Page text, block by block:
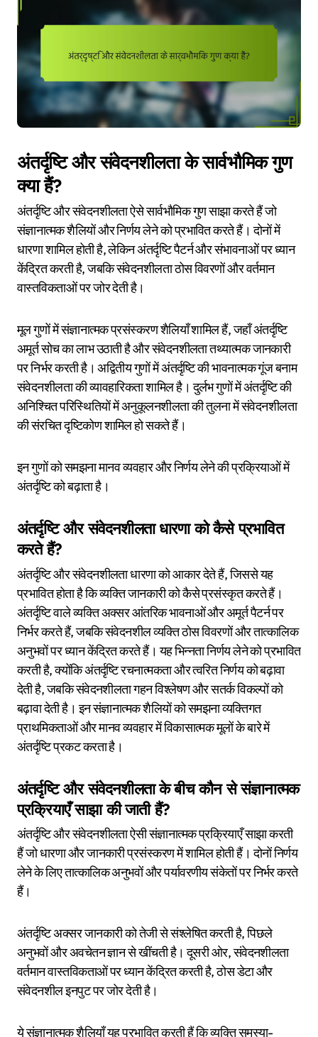
अंतर्दृष्टि और संवेदनशीलता के सार्वभौमिक गुण
क्या हैं?
अंतर्दृष्टि और संवेदनशीलता ऐसे सार्वभौमिक गुण साझा करते हैं जो
संज्ञानात्मक शैलियों और निर्णय लेने को प्रभावित करते हैं। दोनों में
धारणा शामिल होती है, लेकिन अंतर्दृष्टि पैटर्न और संभावनाओं पर ध्यान
केंद्रित करती है, जबकि संवेदनशीलता ठोस विवरणों और वर्तमान
वास्तविकताओं पर जोर देती है।
मूल गुणों में संज्ञानात्मक प्रसंस्करण शैलियाँ शामिल हैं, जहाँ अंतर्दृष्टि
अमूर्त सोच का लाभ उठाती है और संवेदनशीलता तथ्यात्मक जानकारी
पर निर्भर करती है। अद्वितीय गुणों में अंतर्दृष्टि की भावनात्मक गूंज बनाम
संवेदनशीलता की व्यावहारिकता शामिल है। दुर्लभ गुणों में अंतर्दृष्टि की
अनिश्चित परिस्थितियों में अनुकूलनशीलता की तुलना में संवेदनशीलता
की संरचित दृष्टिकोण शामिल हो सकते हैं।
इन गुणों को समझना मानव व्यवहार और निर्णय लेने की प्रक्रियाओं में
अंतर्दृष्टि को बढ़ाता है।
अंतर्दृष्टि और संवेदनशीलता धारणा को कैसे प्रभावित
करते हैं?
अंतर्दृष्टि और संवेदनशीलता धारणा को आकार देते हैं, जिससे यह
प्रभावित होता है कि व्यक्ति जानकारी को कैसे प्रसंस्कृत करते हैं।
अंतर्दृष्टि वाले व्यक्ति अक्सर आंतरिक भावनाओं और अमूर्त पैटर्न पर
निर्भर करते हैं, जबकि संवेदनशील व्यक्ति ठोस विवरणों और तात्कालिक
अनुभवों पर ध्यान केंद्रित करते हैं। यह भिन्नता निर्णय लेने को प्रभावित
करती है, क्योंकि अंतर्दृष्टि रचनात्मकता और त्वरित निर्णय को बढ़ावा
देती है, जबकि संवेदनशीलता गहन विश्लेषण और सतर्क विकल्पों को
बढ़ावा देती है। इन संज्ञानात्मक शैलियों को समझना व्यक्तिगत
प्राथमिकताओं और मानव व्यवहार में विकासात्मक मूलों के बारे में
अंतर्दृष्टि प्रकट करता है।
अंतर्दृष्टि और संवेदनशीलता के बीच कौन से संज्ञानात्मक
प्रक्रियाएँ साझा की जाती हैं?
अंतर्दृष्टि और संवेदनशीलता ऐसी संज्ञानात्मक प्रक्रियाएँ साझा करती
हैं जो धारणा और जानकारी प्रसंस्करण में शामिल होती हैं। दोनों निर्णय
लेने के लिए तात्कालिक अनुभवों और पर्यावरणीय संकेतों पर निर्भर करते
हैं।
अंतर्दृष्टि अक्सर जानकारी को तेजी से संश्लेषित करती है, पिछले
अनुभवों और अवचेतन ज्ञान से खींचती है। दूसरी ओर, संवेदनशीलता
वर्तमान वास्तविकताओं पर ध्यान केंद्रित करती है, ठोस डेटा और
संवेदनशील इनपुट पर जोर देती है।
ये संज्ञानात्मक शैलियाँ यह प्रभावित करती हैं कि व्यक्ति समस्या-